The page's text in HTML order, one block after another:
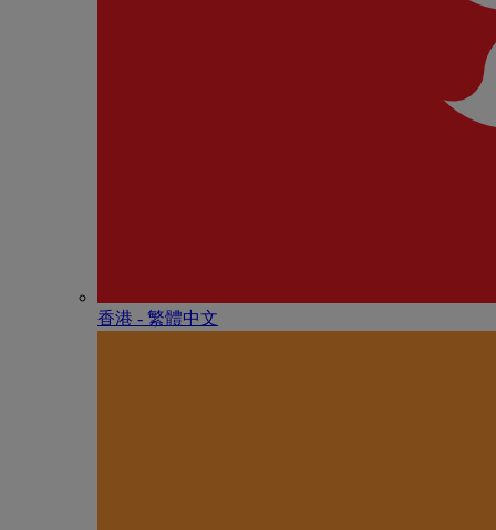
香港 - 繁體中文